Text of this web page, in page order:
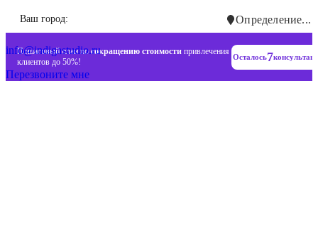
Ваш город: Определение...
Пошаговый план посокращению стоимости привлечения
клиентов до 50%!
Осталось7
+7 (993) 477-18-57
info@indigastudio.ru
Перезвоните мне